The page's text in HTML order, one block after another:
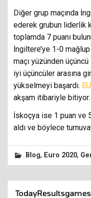
Diğer grup maçında
ederek grubun liderlik
toplamda 7 puanı
İngiltere’ye 1-0
maçı yüzünden
iyi üçüncüler arasına
yükselmeyi başardı.
akşam itibariyle bitiyor.
İskoçya ise 1 puan ve
aldı ve böylece
Blog, Euro 2020,
TodayResultsgames